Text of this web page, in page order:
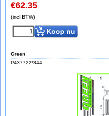
€62.35
(incl BTW)
Koop nu
Green
P437722*844